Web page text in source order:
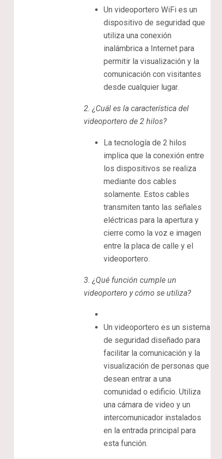
Un videoportero WiFi es un
dispositivo de seguridad que
utiliza una conexión
inalámbrica a Internet para
permitir la visualización y la
comunicación con visitantes
desde cualquier lugar.
2.¿Cuál es la característica del
videoportero de 2 hilos?
La tecnología de 2 hilos
implica que la conexión entre
los dispositivos se realiza
mediante dos cables
solamente. Estos cables
transmiten tanto las señales
eléctricas para la apertura y
cierre como la voz e imagen
entre la placa de calle y el
videoportero.
3.¿Qué función cumple un
videoportero y cómo se utiliza?
Un videoportero es un sistema
de seguridad diseñado para
facilitar la comunicación y la
visualización de personas que
desean entrar a una
comunidad o edificio. Utiliza
una cámara de video y un
intercomunicador instalados
en la entrada principal para
esta función.